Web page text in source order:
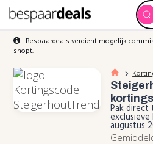
Bespaardeals verdient mogelijk
shopt.
Pak
augustus